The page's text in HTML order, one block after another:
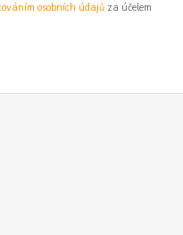
osobních údajů za účelem